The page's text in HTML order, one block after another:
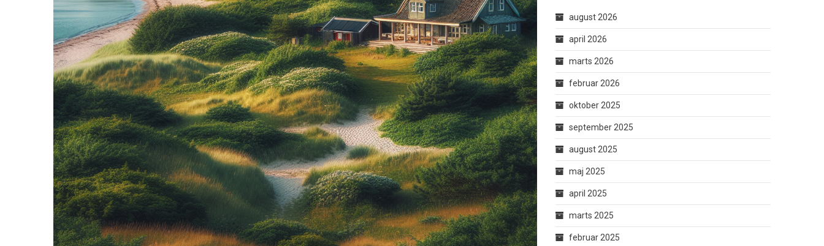
august 2026
april 2026
marts 2026
februar 2026
oktober 2025
september 2025
august 2025
maj 2025
april 2025
marts 2025
februar 2025